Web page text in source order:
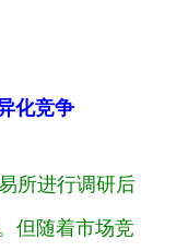
化竞争
所进行调研后
但随着市场竞